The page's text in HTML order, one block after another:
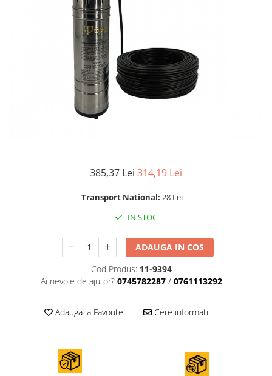
Acumulatori si incarcatoare
385,37 Lei314,19 Lei
Transport National: 28 Lei
IN STOC
ADAUGA IN COS
Cod Produs: 11-9394
Ai nevoie de ajutor? 0745782287 / 0761113292
Adauga la Favorite Cere informatii